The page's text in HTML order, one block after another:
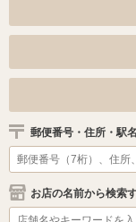
郵便番号・住所・駅
お店の名前から検索